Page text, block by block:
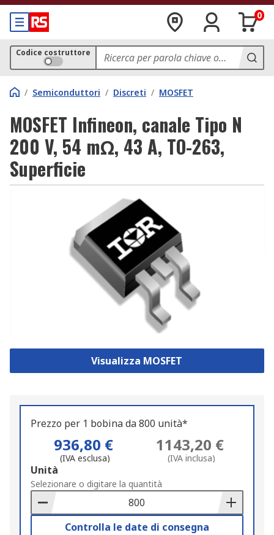
0
Codice costruttore
/ Semiconduttori / Discreti / MOSFET
MOSFET Infineon, canale Tipo N
200 V, 54 mΩ, 43 A, TO-263,
Superficie
Visualizza MOSFET
Prezzo per 1 bobina da 800 unità*
936,80 €
(IVA esclusa)
1143,20 €
(IVA inclusa)
Add
to
Basket
Unità
Selezionare o digitare la quantità
Controlla le date di consegna